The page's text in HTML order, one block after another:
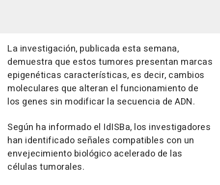
La investigación, publicada esta semana,
demuestra que estos tumores presentan marcas
epigenéticas características, es decir, cambios
moleculares que alteran el funcionamiento de
los genes sin modificar la secuencia de ADN.
Según ha informado el IdISBa, los investigadores
han identificado señales compatibles con un
envejecimiento biológico acelerado de las
células tumorales.